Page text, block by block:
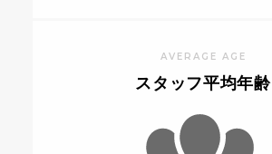
AVERAGE AGE
スタッフ平均年齢